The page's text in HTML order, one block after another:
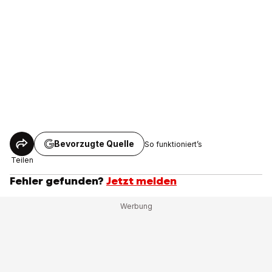
Teilen
Bevorzugte Quelle So funktioniert’s
Fehler gefunden? Jetzt melden